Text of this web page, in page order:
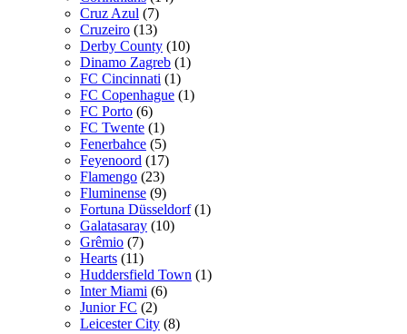
Cruz Azul (7)
Cruzeiro (13)
Derby County (10)
Dinamo Zagreb (1)
FC Cincinnati (1)
FC Copenhague (1)
FC Porto (6)
FC Twente (1)
Fenerbahce (5)
Feyenoord (17)
Flamengo (23)
Fluminense (9)
Fortuna Düsseldorf (1)
Galatasaray (10)
Grêmio (7)
Hearts (11)
Huddersfield Town (1)
Inter Miami (6)
Junior FC (2)
Leicester City (8)